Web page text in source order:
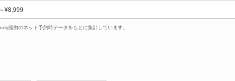
¥8,999
経由のネット予約時データをもとに集計しています。